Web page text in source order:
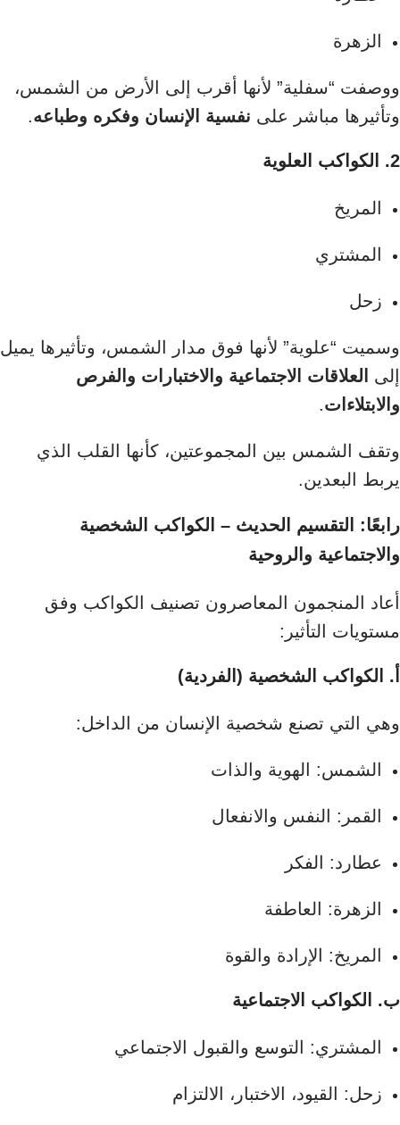
الزهرة
ووصفت “سفلية” لأنها أقرب إلى الأرض من الشمس،
وتأثيرها مباشر على نفسية الإنسان وفكره وطباعه.
2. الكواكب العلوية
المريخ
المشتري
زحل
وسميت “علوية” لأنها فوق مدار الشمس، وتأثيرها يميل
إلى
العلاقات الاجتماعية والاختبارات والفرص
والابتلاءات.
وتقف الشمس بين المجموعتين، كأنها القلب الذي
يربط البعدين.
رابعًا: التقسيم الحديث – الكواكب الشخصية
والاجتماعية والروحية
أعاد المنجمون المعاصرون تصنيف الكواكب وفق
مستويات التأثير:
أ. الكواكب الشخصية (الفردية)
وهي التي تصنع شخصية الإنسان من الداخل:
الشمس: الهوية والذات
القمر: النفس والانفعال
عطارد: الفكر
الزهرة: العاطفة
المريخ: الإرادة والقوة
ب. الكواكب الاجتماعية
المشتري: التوسع والقبول الاجتماعي
زحل: القيود، الاختبار، الالتزام